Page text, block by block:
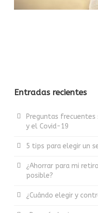
Entradas recientes
Preguntas frecuentes
y el Covid-19
5 tips para elegir un
¿Ahorrar para mi
posible?
¿Cuándo elegir y